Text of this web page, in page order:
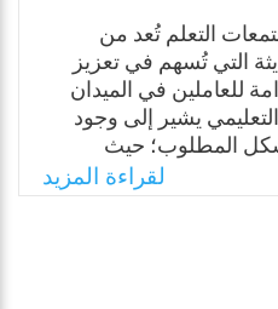
التعلم تُعد من
التي تُسهم في تعزيز
للعاملين في الميدان
التعليمي يشير إلى وجود
المطلوب؛ حيث
مثل ضعف الإمكانات
أساليب التقييم التقليدية،
لقراءة المزيد